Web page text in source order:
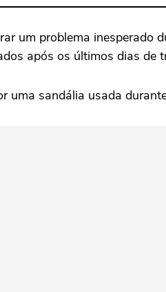
um problema
após os últimos dias
uma sandália usada